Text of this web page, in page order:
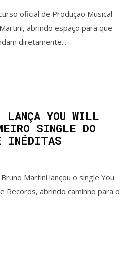
oficial de Produção Musical
abrindo espaço para que
diretamente...
LANÇA YOU WILL
SINGLE DO
INÉDITAS
Martini lançou o single You
Records, abrindo caminho para o